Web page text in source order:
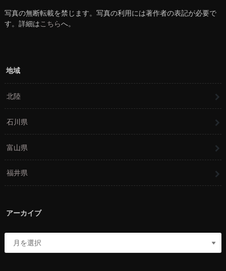
写真の無断転載を禁じます。写真の利用には著作者の表記が必要で
す。詳細はこちらへ。
地域
北陸
石川県
富山県
福井県
アーカイブ